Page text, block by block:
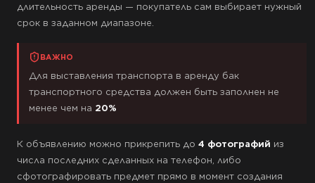
длительность аренды — покупатель сам выбирает нужный
срок в заданном диапазоне.
ВАЖНО
Для выставления транспорта в аренду бак
транспортного средства должен быть заполнен не
менее чем на 20%
К объявлению можно прикрепить до 4 фотографий из
числа последних сделанных на телефон, либо
сфотографировать предмет прямо в момент создания